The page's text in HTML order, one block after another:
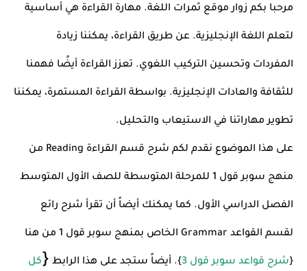
مرحبا بكم زوار موقع ثمرات اللغة. مهارة القراءة هي أساسية
لتعلم اللغة الإنجليزية. عن طريق القراءة، يمكننا زيادة
المفردات وتحسين التركيب اللغوي. تعزز القراءة أيضًا فهمنا
للثقافة والعادات الإنجليزية. بواسطة القراءة المستمرة، يمكننا
تطوير مهاراتنا في الاستيعاب والتحليل.
على هذا الموضوع نقدم لكم شرح قسم القراءة Reading من
منهج سوبر قول 1 للمرحلة المتوسطة للصف الأول المتوسط
الفصل الدراسي الأول. كما يمكنك أيضاً أن تقرأ شرح رائع
لقسم القواعد Grammar الخاص بمنهج سوبر قول 1 من هنا
{شرح قواعد سوبر قول 3 }. أيضاً ستجد على هذا الرابط {كل